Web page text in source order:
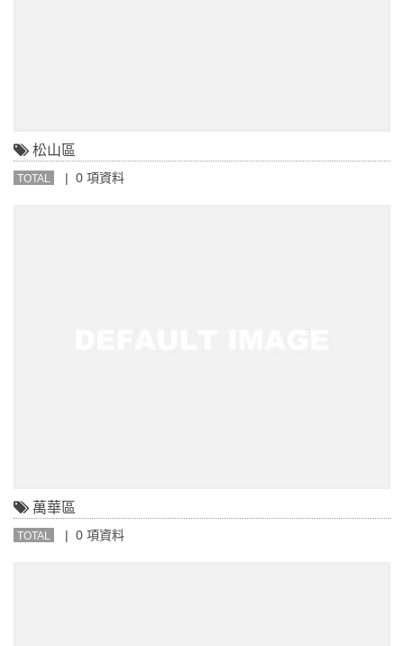
松山區
TOTAL | 0 項資料
萬華區
TOTAL | 0 項資料